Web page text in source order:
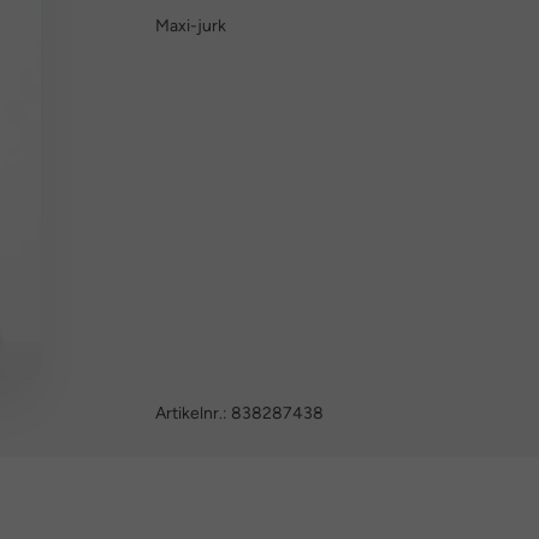
Maxi-jurk
Artikelnr.: 838287438